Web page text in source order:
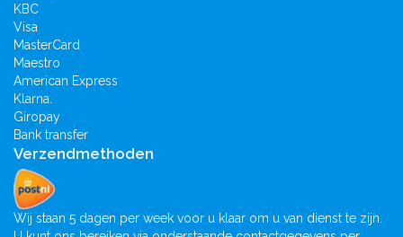
KBC
Visa
MasterCard
Maestro
American Express
Klarna.
Giropay
Bank transfer
Verzendmethoden
Wij staan 5 dagen per week voor u klaar om u van dienst te zijn.